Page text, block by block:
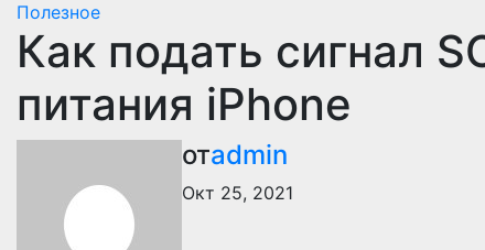
Полезное
Как подать сигнал
питания iPhone
отadmin
Окт 25, 2021